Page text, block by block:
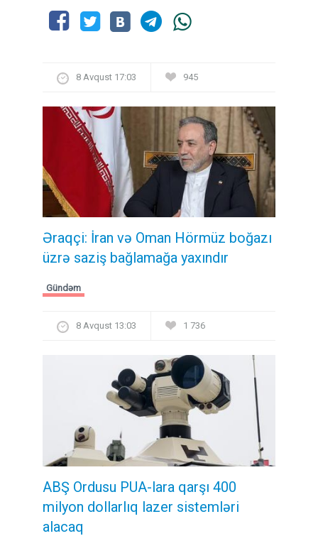
8 Avqust 17:03 945
Əraqçi: İran və Oman Hörmüz boğazı
üzrə saziş bağlamağa yaxındır
Gündəm
8 Avqust 13:03 1 736
ABŞ Ordusu PUA-lara qarşı 400
milyon dollarlıq lazer sistemləri
alacaq